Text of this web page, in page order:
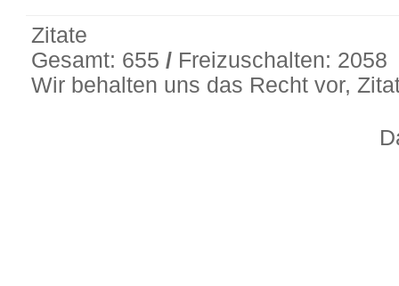
Zitate
Gesamt: 655/ Freizuschalten: 2058
Wir behalten uns das Recht vor,